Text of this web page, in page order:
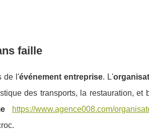
faille
de l'événement entreprise. L'
des transports, la restauration, et
https://www.agence008.com/